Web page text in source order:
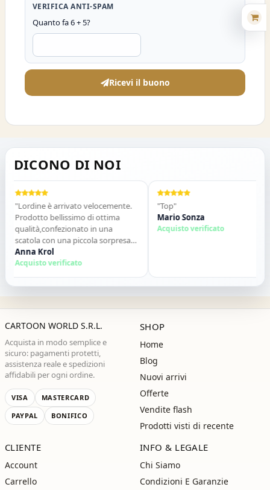
VERIFICA ANTI-SPAM
Quanto fa 6 + 5?
Ricevi il buono
DICONO DI NOI
"Lordine è arrivato velocemente.
Prodotto bellissimo di ottima
qualità,confezionato in una
scatola con una piccola sorpresa
allinterno. Tutto perfetto. Lo
consiglio vivamente. Grazie ,alla
prossima!"
Anna Krol
Acquisto verificato
"Top"
Mario Sonza
Acquisto verificato
CARTOON WORLD S.R.L.
Acquista in modo semplice e
sicuro: pagamenti protetti,
assistenza reale e spedizioni
affidabili per ogni ordine.
VISA
MASTERCARD
PAYPAL
BONIFICO
SHOP
Home
Blog
Nuovi arrivi
Offerte
Vendite flash
Prodotti visti di recente
CLIENTE
Account
Carrello
INFO & LEGALE
Chi Siamo
Condizioni E Garanzie